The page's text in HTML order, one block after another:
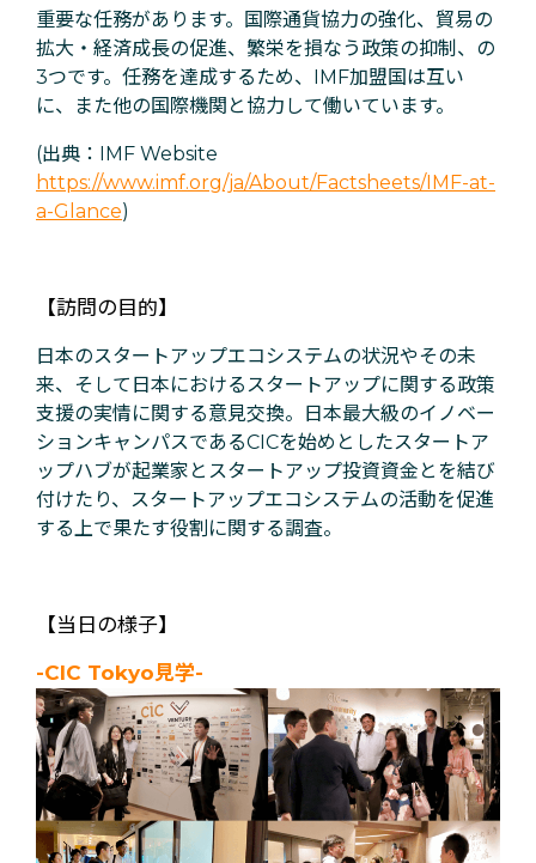
重要な任務があります。国際通貨協力の強化、貿易の
拡大・経済成長の促進、繁栄を損なう政策の抑制、の
3つです。任務を達成するため、IMF加盟国は互い
に、また他の国際機関と協力して働いています。
(出典：IMF Website
https://www.imf.org/ja/About/Factsheets/IMF-at-
a-Glance)
【訪問の目的】
日本のスタートアップエコシステムの状況やその未
来、そして日本におけるスタートアップに関する政策
支援の実情に関する意見交換。日本最大級のイノベー
ションキャンパスであるCICを始めとしたスタートア
ップハブが起業家とスタートアップ投資資金とを結び
付けたり、スタートアップエコシステムの活動を促進
する上で果たす役割に関する調査。
【当日の様子】
-CIC Tokyo見学-